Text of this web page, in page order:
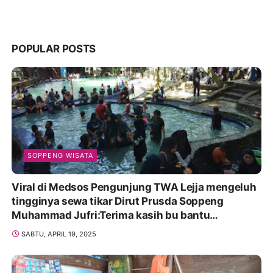
POPULAR POSTS
SOPPENG WISATA
Viral di Medsos Pengunjung TWA Lejja mengeluh
tingginya sewa tikar Dirut Prusda Soppeng
Muhammad Jufri:Terima kasih bu bantu
Promosikan
SABTU, APRIL 19, 2025